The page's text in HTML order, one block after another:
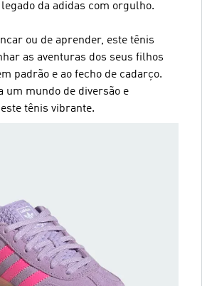
da adidas com orgulho.
ou de aprender, este tênis
as aventuras dos seus filhos
padrão e ao fecho de cadarço.
um mundo de diversão e
tênis vibrante.